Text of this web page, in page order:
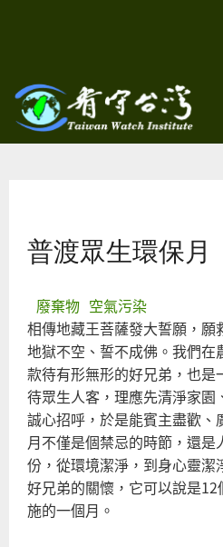
容
Watch
普渡眾生環保月
廢棄物 空氣污染
相傳地藏王菩薩發大誓願，願
地獄不空、誓不成佛。我們在
款待有形無形的好兄弟，也
待眾生人客，理應先清淨家園
誠心招呼，於是能賓主盡歡、
月不僅是個禁忌的時節，還是
份，從環境潔淨，到身心靈潔
好兄弟的關懷，它可以說是
施的一個月。